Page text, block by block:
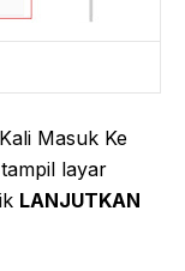
Masuk Ke
layar
LANJUTKAN